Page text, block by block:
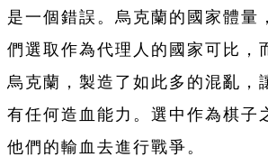
是一個錯誤。烏克蘭的國家體量
們選取作為代理人的國家可比，
烏克蘭，製造了如此多的混亂，
有任何造血能力。選中作為棋子
他們的輸血去進行戰爭。